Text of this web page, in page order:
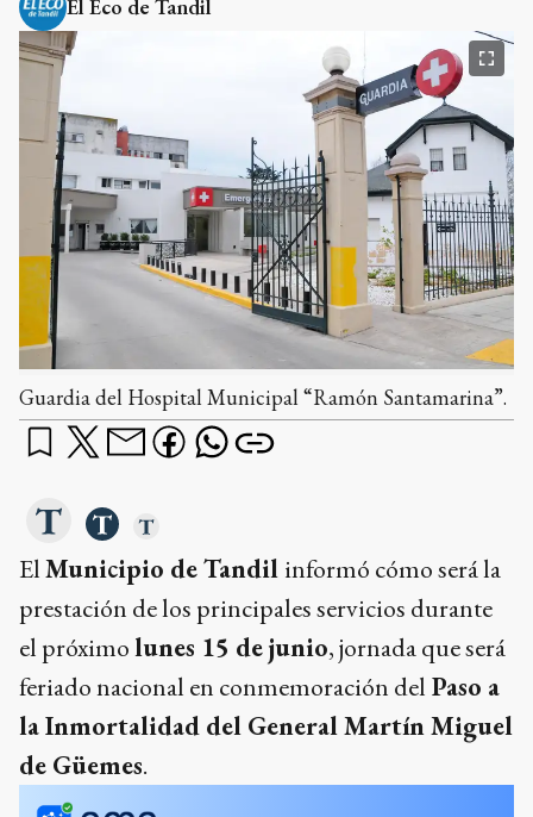
El Eco de Tandil
Guardia del Hospital Municipal “Ramón Santamarina”.
ElMunicipio de Tandil informó cómo será la
prestación de los principales servicios durante
el próximolunes 15 de junio, jornada que será
feriado nacional en conmemoración del Paso a
la Inmortalidad del General Martín Miguel
de Güemes.